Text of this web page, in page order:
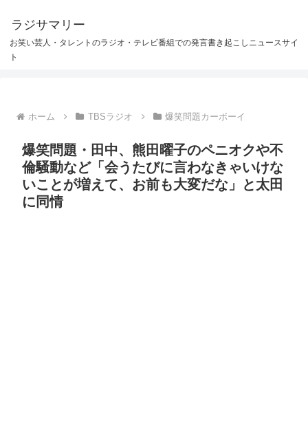
ラジサマリー
お笑い芸人・タレントのラジオ・テレビ番組での発言書き起こしニュースサイ
ト
ホーム TBSラジオ 爆笑問題カーボーイ
爆笑問題・田中、熊田曜子のペニオクや不
倫騒動など「会うたびに言わなきゃいけな
いことが増えて、お前も大変だな」と太田
に同情